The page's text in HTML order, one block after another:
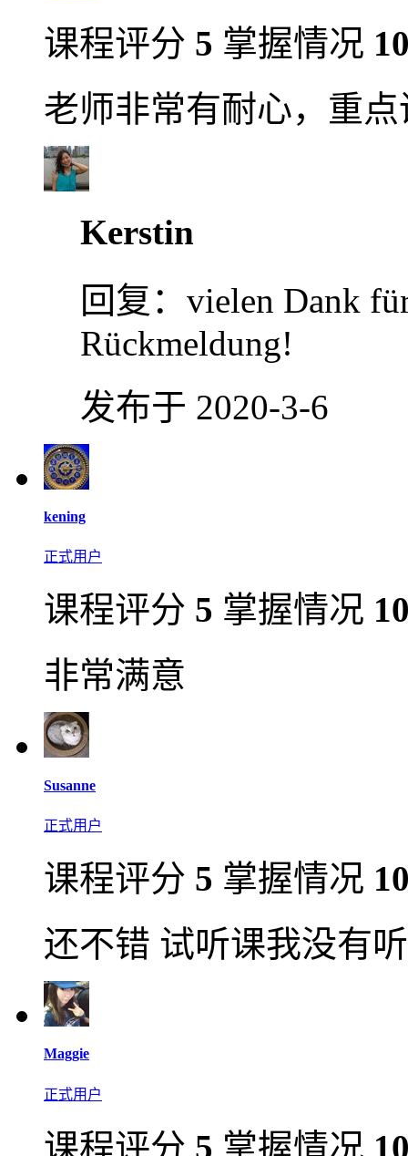
课程评分 5 掌握情况
老师非常有耐心，重
Kerstin
回复： vielen Dank
Rückmeldung!
发布于 2020-3-6
kening
正式用户
课程评分 5 掌握情况
非常满意
Susanne
正式用户
课程评分 5 掌握情况
还不错 试听课我没有
Maggie
正式用户
课程评分 5 掌握情况